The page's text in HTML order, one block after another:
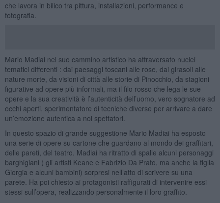
che lavora in bilico tra pittura, installazioni, performance e
fotografia.
Mario Madiai nel suo cammino artistico ha attraversato nuclei
tematici differenti : dai paesaggi toscani alle rose, dai girasoli alle
nature morte, da visioni di città alle storie di Pinocchio, da stagioni
figurative ad opere più informali, ma il filo rosso che lega le sue
opere e la sua creatività è l’autenticità dell’uomo, vero sognatore ad
occhi aperti, sperimentatore di tecniche diverse per arrivare a dare
un’emozione autentica a noi spettatori.
In questo spazio di grande suggestione Mario Madiai ha esposto
una serie di opere su cartone che guardano al mondo dei graffitari,
delle pareti, del teatro. Madiai ha ritratto di spalle alcuni personaggi
barghigiani ( gli artisti Keane e Fabrizio Da Prato, ma anche la figlia
Giorgia e alcuni bambini) sorpresi nell’atto di scrivere su una
parete. Ha poi chiesto ai protagonisti raffigurati di intervenire essi
stessi sull’opera, realizzando personalmente il loro graffito.